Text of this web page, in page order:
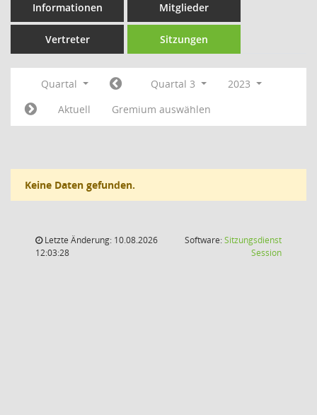
Informationen Mitglieder
Vertreter Sitzungen
Quartal Quartal 3
2023
Aktuell
Gremium auswählen
Keine Daten gefunden.
Letzte Änderung: 10.08.2026
12:03:28
Software:Sitzungsdienst
Session(Wird in